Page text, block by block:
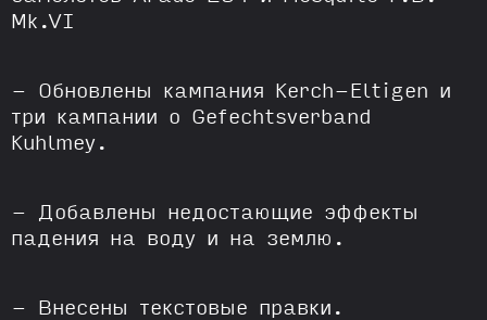
Mk.VI
- Обновлены кампания Kerch-Eltigen и
три кампании о Gefechtsverband
Kuhlmey.
- Добавлены недостающие эффекты
падения на воду и на землю.
- Внесены текстовые правки.